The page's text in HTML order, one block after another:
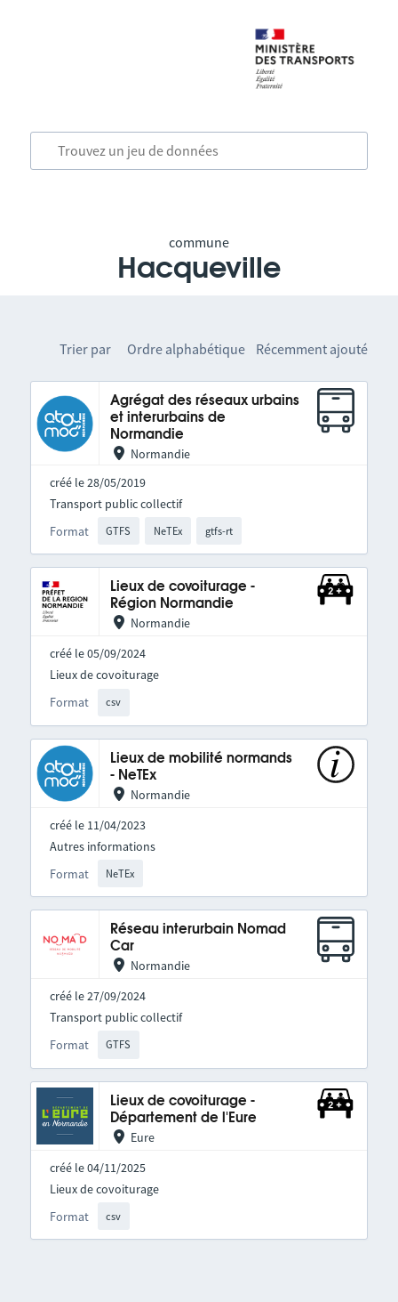
commune
Hacqueville
Trier par Ordre alphabétique Récemment ajouté
Agrégat des réseaux urbains
et interurbains de
Normandie
Normandie
créé le 28/05/2019
Format GTFS NeTEx gtfs-rt
Transport public collectif
Lieux de covoiturage -
Région Normandie
Normandie
créé le 05/09/2024
Format csv
Lieux de covoiturage
Lieux de mobilité normands
- NeTEx
Normandie
créé le 11/04/2023
Format NeTEx
Autres informations
Réseau interurbain Nomad
Car
Normandie
créé le 27/09/2024
Format GTFS
Transport public collectif
Lieux de covoiturage -
Département de l'Eure
Eure
créé le 04/11/2025
Format csv
Lieux de covoiturage